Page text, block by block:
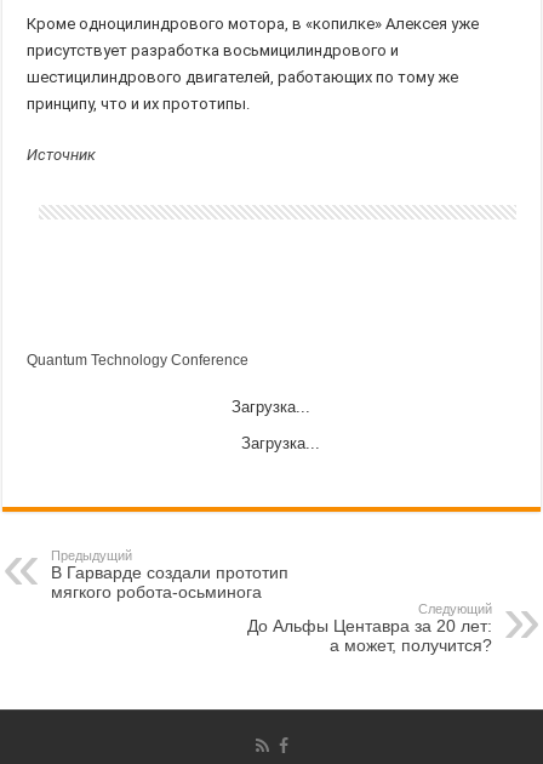
Кроме одноцилиндрового мотора, в «копилке» Алексея уже
присутствует разработка восьмицилиндрового и
шестицилиндрового двигателей, работающих по тому же
принципу, что и ихпрототипы.
Источник
Quantum Technology Conference
Загрузка...
Загрузка...
Предыдущий
В Гарварде создали прототип
мягкого робота-осьминога
Следующий
До Альфы Центавра за 20 лет:
а может, получится?